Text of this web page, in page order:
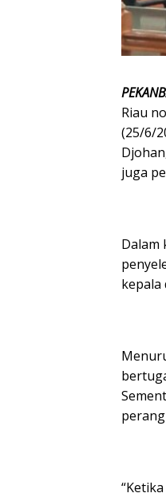
Riau
(25/6/
juga
Dalam
kepala